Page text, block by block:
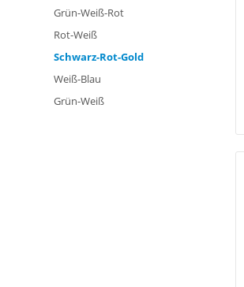
Grün-Weiß-Rot
Rot-Weiß
Schwarz-Rot-Gold
Weiß-Blau
Grün-Weiß